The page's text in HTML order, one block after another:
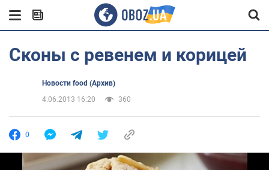
Сконы с ревенем и корицей
Новости food (Архив)
4.06.2013 16:20
360
0